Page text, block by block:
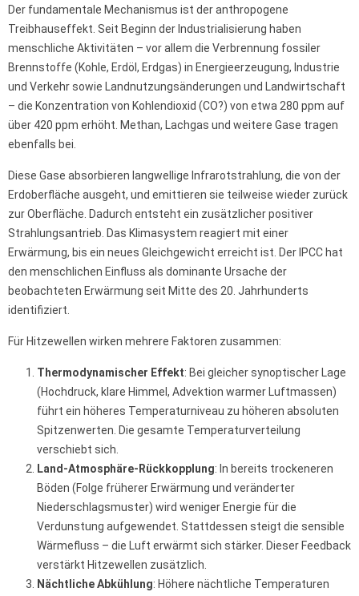
Der fundamentale Mechanismus ist der anthropogene
Treibhauseffekt. Seit Beginn der Industrialisierung haben
menschliche Aktivitäten – vor allem die Verbrennung fossiler
Brennstoffe (Kohle, Erdöl, Erdgas) in Energieerzeugung, Industrie
und Verkehr sowie Landnutzungsänderungen und Landwirtschaft
– die Konzentration von Kohlendioxid (CO?) von etwa 280 ppm auf
über 420 ppm erhöht. Methan, Lachgas und weitere Gase tragen
ebenfalls bei.
Diese Gase absorbieren langwellige Infrarotstrahlung, die von der
Erdoberfläche ausgeht, und emittieren sie teilweise wieder zurück
zur Oberfläche. Dadurch entsteht ein zusätzlicher positiver
Strahlungsantrieb. Das Klimasystem reagiert mit einer
Erwärmung, bis ein neues Gleichgewicht erreicht ist. Der IPCC hat
den menschlichen Einfluss als dominante Ursache der
beobachteten Erwärmung seit Mitte des 20. Jahrhunderts
identifiziert.
Für Hitzewellen wirken mehrere Faktoren zusammen:
Thermodynamischer Effekt: Bei gleicher synoptischer Lage
(Hochdruck, klare Himmel, Advektion warmer Luftmassen)
führt ein höheres Temperaturniveau zu höheren absoluten
Spitzenwerten. Die gesamte Temperaturverteilung
verschiebt sich.
Land-Atmosphäre-Rückkopplung: In bereits trockeneren
Böden (Folge früherer Erwärmung und veränderter
Niederschlagsmuster) wird weniger Energie für die
Verdunstung aufgewendet. Stattdessen steigt die sensible
Wärmefluss – die Luft erwärmt sich stärker. Dieser Feedback
verstärkt Hitzewellen zusätzlich.
Nächtliche Abkühlung: Höhere nächtliche Temperaturen